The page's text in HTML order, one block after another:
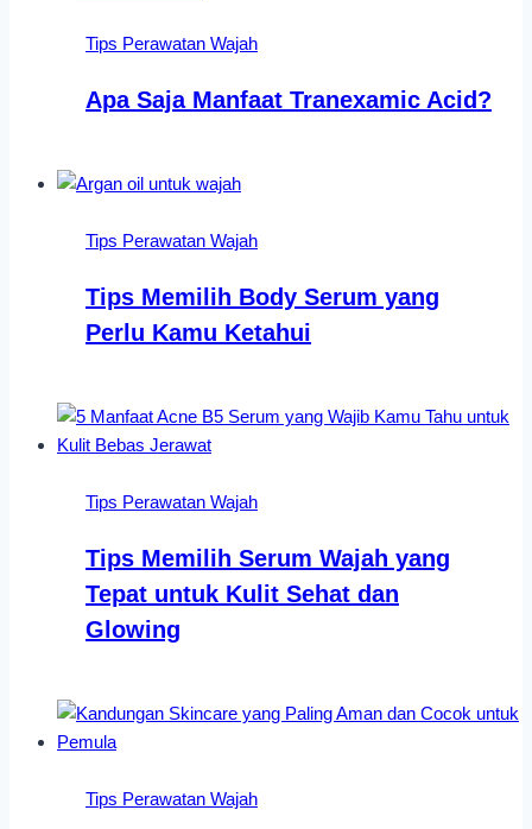
Tips Perawatan Wajah
Apa Saja Manfaat Tranexamic Acid?
Tips Perawatan Wajah
Tips Memilih Body Serum yang
Perlu Kamu Ketahui
Tips Perawatan Wajah
Tips Memilih Serum Wajah yang
Tepat untuk Kulit Sehat dan
Glowing
Tips Perawatan Wajah